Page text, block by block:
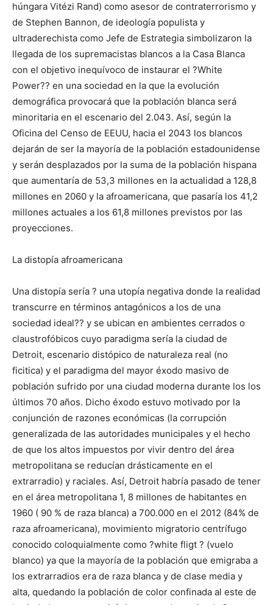
húngara Vitézi Rand) como asesor de contraterrorismo y
de Stephen Bannon, de ideología populista y
ultraderechista como Jefe de Estrategia simbolizaron la
llegada de los supremacistas blancos a la Casa Blanca
con el objetivo inequívoco de instaurar el ?White
Power?? en una sociedad en la que la evolución
demográfica provocará que la población blanca será
minoritaria en el escenario del 2.043. Así, según la
Oficina del Censo de EEUU, hacia el 2043 los blancos
dejarán de ser la mayoría de la población estadounidense
y serán desplazados por la suma de la población hispana
que aumentaría de 53,3 millones en la actualidad a 128,8
millones en 2060 y la afroamericana, que pasaría los 41,2
millones actuales a los 61,8 millones previstos por las
proyecciones.
La distopía afroamericana
Una distopía sería ? una utopía negativa donde la realidad
transcurre en términos antagónicos a los de una
sociedad ideal?? y se ubican en ambientes cerrados o
claustrofóbicos cuyo paradigma sería la ciudad de
Detroit, escenario distópico de naturaleza real (no
ficitica) y el paradigma del mayor éxodo masivo de
población sufrido por una ciudad moderna durante los los
últimos 70 años. Dicho éxodo estuvo motivado por la
conjunción de razones económicas (la corrupción
generalizada de las autoridades municipales y el hecho
de que los altos impuestos por vivir dentro del área
metropolitana se reducían drásticamente en el
extrarradio) y raciales. Así, Detroit habría pasado de tener
en el área metropolitana 1, 8 millones de habitantes en
1960 ( 90 % de raza blanca) a 700.000 en el 2012 (84% de
raza afroamericana), movimiento migratorio centrífugo
conocido coloquialmente como ?white fligt ? (vuelo
blanco) ya que la mayoría de la población que emigraba a
los extrarradios era de raza blanca y de clase media y
alta, quedando la población de color confinada al este de